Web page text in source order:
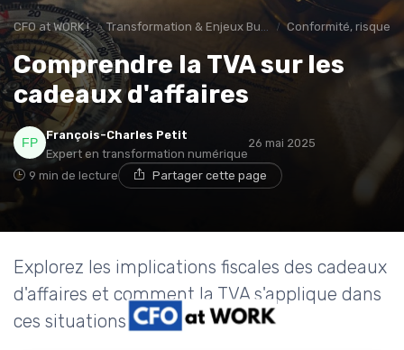
CFO at WORK ! Transformation & Enjeux Business Conformité, risques
Comprendre la TVA sur les
cadeaux d'affaires
François-Charles Petit
Expert en transformation numérique
26 mai 2025
9 min de lecture Partager cette page
Explorez les implications fiscales des cadeaux
d'affaires et comment la TVA s'applique dans
ces situations.